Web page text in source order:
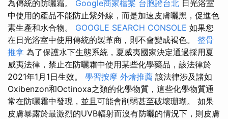
為傳統的防曬霜。 Google商家檔案 台胞證台北 日光浴室
中使用的產品不能防止紫外線，而是加速皮膚曬黑，促進色
素生產和水合物。 GOOGLE SEARCH CONSOLE 如果您
在日光浴室中使用傳統的製革商，則不會變成褐色。 整骨
推拿 為了保護水下生態系統，夏威夷國家決定通過採用夏
威夷法律，禁止在防曬霜中使用某些化學藥品，該法律於
2021年1月1日生效。 學習按摩 外燴推薦 該法律涉及諸如
Oxibenzon和Octinoxa之類的化學物質，這些化學物質通
常在防曬霜中發現，並且可能會削弱甚至破壞珊瑚。 如果
皮膚暴露於最激烈的UVB輻射而沒有防曬的情況下，則皮膚